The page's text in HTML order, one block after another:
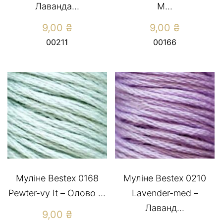
Лаванда...
9,00 ₴
00211
М...
9,00 ₴
00166
Муліне Bestex 0168
Pewter-vy It – Олово ...
9,00 ₴
Муліне Bestex 0210
Lavender-med –
Лаванд...